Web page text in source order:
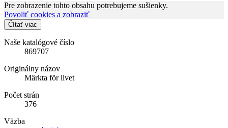
Pre zobrazenie tohto obsahu potrebujeme sušienky.
Povoliť cookies a zobraziť
Čítať viac
Naše katalógové číslo
869707
Originálny názov
Märkta för livet
Počet strán
376
Väzba